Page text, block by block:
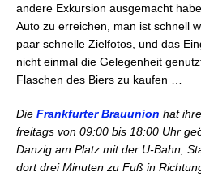
andere Exkursion ausgemacht
Auto zu erreichen, man ist schnell
paar schnelle Zielfotos, und das
nicht einmal die Gelegenheit
Flaschen des Biers zu kaufen …
Die Frankfurter Brauunion hat
freitags von 09:00 bis 18:00 Uhr
Danzig am Platz mit der U-Bahn,
dort drei Minuten zu Fuß in